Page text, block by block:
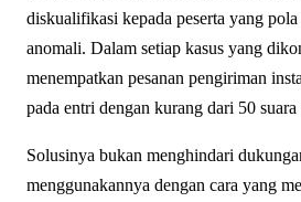
diskualifikasi kepada peserta yang pola
anomali. Dalam setiap kasus yang
menempatkan pesanan pengiriman
pada entri dengan kurang dari 50 suara
Solusinya bukan menghindari
menggunakannya dengan cara yang